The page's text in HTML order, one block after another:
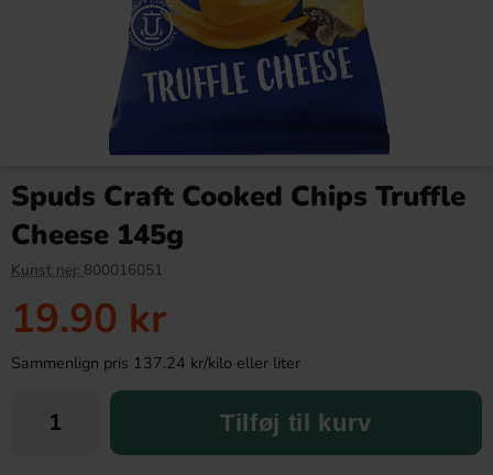
Spuds Craft Cooked Chips Truffle
Cheese 145g
Kunst nej: 800016051
19.90 kr
Sammenlign pris 137.24 kr/kilo eller liter
Tilføj til kurv